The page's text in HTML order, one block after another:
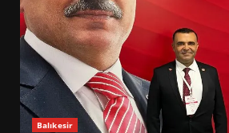
Balıkesir